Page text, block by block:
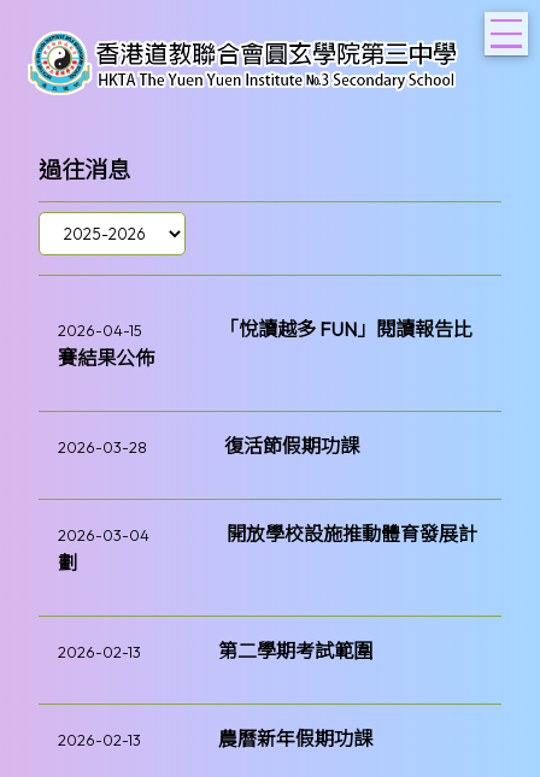
過往消息
2026-04-15
「悅讀越多 FUN」閱讀報告比
賽結果公佈
2026-03-28 復活節假期功課
2026-03-04
開放學校設施推動體育發展計
劃
2026-02-13 第二學期考試範圍
2026-02-13 農曆新年假期功課